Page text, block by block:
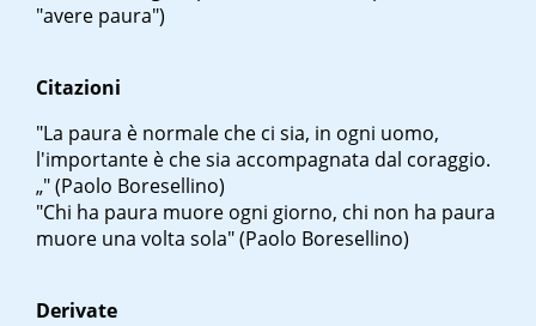
"avere paura")
Citazioni
"La paura è normale che ci sia, in ogni uomo,
l'importante è che sia accompagnata dal coraggio.
„" (Paolo Boresellino)
"Chi ha paura muore ogni giorno, chi non ha paura
muore una volta sola" (Paolo Boresellino)
Derivate